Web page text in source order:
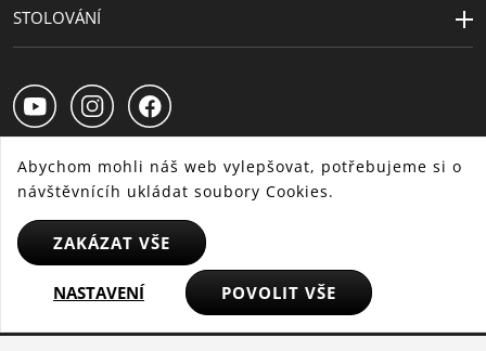
STOLOVÁNÍ
© 2025 WMF - Všechna práva vyhrazena
Abychom mohli náš web vylepšovat, potřebujeme si o
návštěvnícíh ukládat soubory Cookies.
ZAKÁZAT VŠE
NASTAVENÍ POVOLIT VŠE